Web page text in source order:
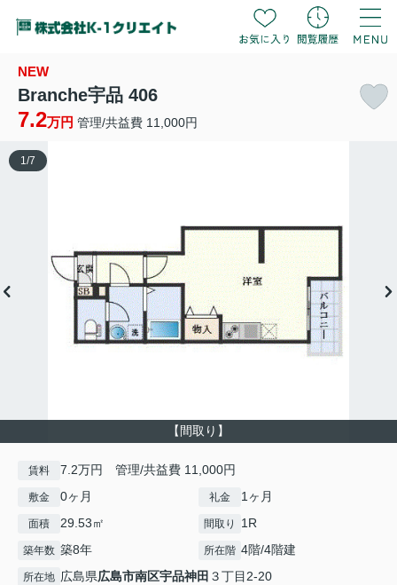
NEW
Branche宇品 406
7.2万円 管理/共益費 11,000円
【間取り】
1 /7
賃料 7.2万円 管理/共益費 11,000円
敷金 0ヶ月 礼金 1ヶ月
面積 29.53㎡ 間取り 1R
築年数 築8年 所在階 4階/4階建
所在地 広島県広島市南区宇品神田 ３丁目2-20